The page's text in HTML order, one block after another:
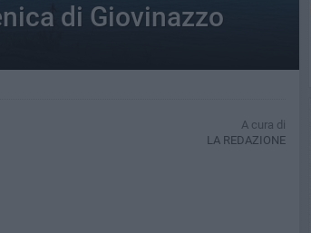
di Giovinazzo
A cura di
LA REDAZIONE